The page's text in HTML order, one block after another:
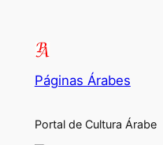
Páginas Árabes
Portal de Cultura Árabe